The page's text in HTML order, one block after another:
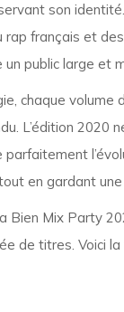
son
rap français et
un public large et
chaque volume
L’édition 2020
en gardant
Bien Mix Party
de titres. Voici